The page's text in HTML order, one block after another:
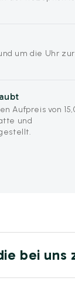
um die Uhr
Aufpreis von
und
bei uns